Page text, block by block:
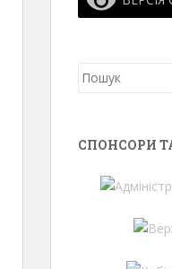
Пошук
СПОНСОРИ